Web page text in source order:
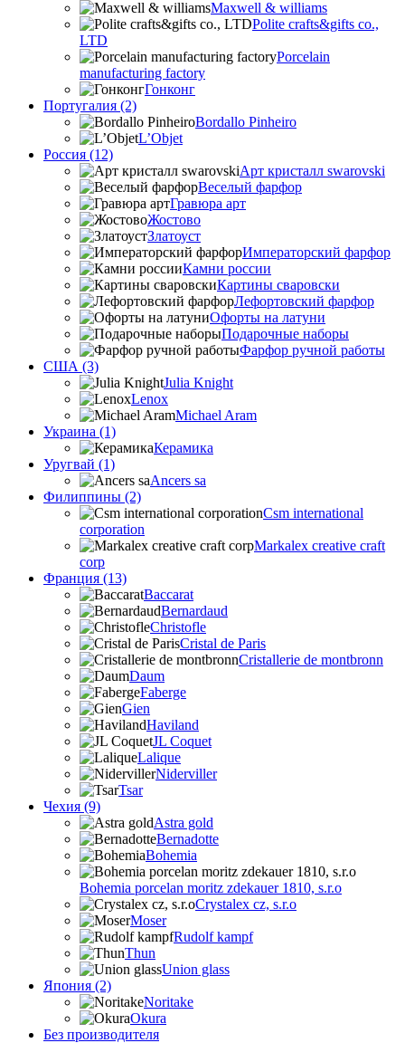
Maxwell & williams
Polite crafts&gifts co.,
LTD
Porcelain
manufacturing factory
Гонконг
Португалия (2)
Bordallo Pinheiro
L’Objet
Россия (12)
Арт кристалл swarovski
Веселый фарфор
Гравюра арт
Жостово
Златоуст
Императорский фарфор
Камни россии
Картины сваровски
Лефортовский фарфор
Офорты на латуни
Подарочные наборы
Фарфор ручной работы
США (3)
Julia Knight
Lenox
Michael Aram
Украина (1)
Керамика
Уругвай (1)
Ancers sa
Филиппины (2)
Csm international
corporation
Markalex creative craft
corp
Франция (13)
Baccarat
Bernardaud
Christofle
Cristal de Paris
Cristallerie de montbronn
Daum
Faberge
Gien
Haviland
JL Coquet
Lalique
Niderviller
Tsar
Чехия (9)
Astra gold
Bernadotte
Bohemia
Bohemia porcelan moritz zdekauer 1810, s.r.o
Crystalex cz, s.r.o
Moser
Rudolf kampf
Thun
Union glass
Япония (2)
Noritake
Okura
Без производителя